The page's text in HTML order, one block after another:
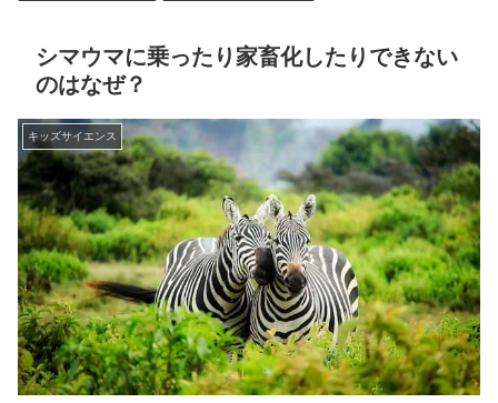
シマウマに乗ったり家畜化したりできない
のはなぜ？
キッズサイエンス